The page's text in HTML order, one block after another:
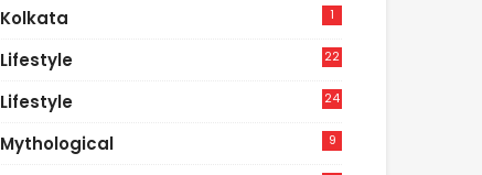
Kolkata 1
Lifestyle
22
Lifestyle
24
Mythological 9